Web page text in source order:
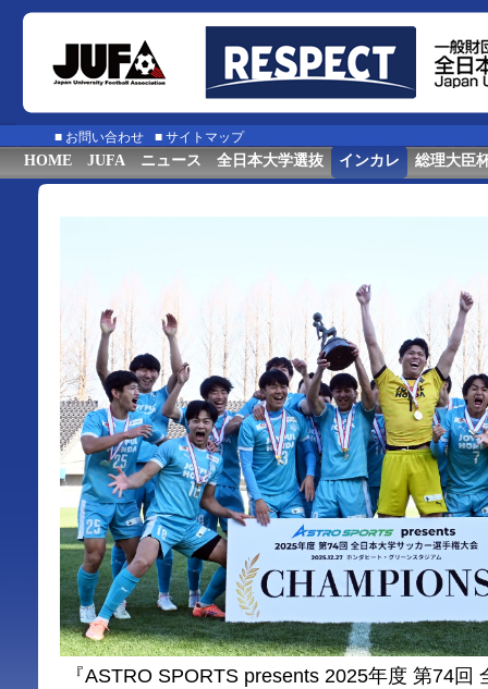
■ お問い合わせ ■ サイトマップ
HOME JUFA ニュース 全日本大学選抜 インカレ 総理大臣
『ASTRO SPORTS presents 2025年度 第74回